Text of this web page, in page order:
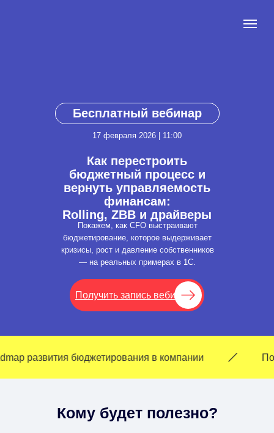
Как перестроить
бюджетный процесс и
вернуть управляемость
финансам:
Rolling, ZBB и драйверы
Покажем, как CFO выстраивают
бюджетирование, которое выдерживает
кризисы, рост и давление собственников
— на реальных примерах в 1С.
17 февраля 2026 | 11:00
Бесплатный вебинар
Получить запись вебинара
бюджетирования в компании Подарок
Кому будет полезно?